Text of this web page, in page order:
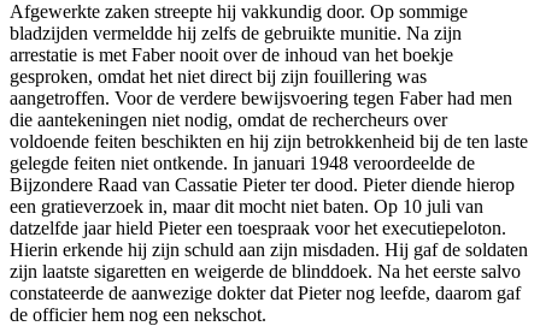
Afgewerkte zaken streepte hij vakkundig door. Op sommige
bladzijden vermeldde hij zelfs de gebruikte munitie. Na zijn
arrestatie is met Faber nooit over de inhoud van het boekje
gesproken, omdat het niet direct bij zijn fouillering was
aangetroffen. Voor de verdere bewijsvoering tegen Faber had men
die aantekeningen niet nodig, omdat de rechercheurs over
voldoende feiten beschikten en hij zijn betrokkenheid bij de ten laste
gelegde feiten niet ontkende. In januari 1948 veroordeelde de
Bijzondere Raad van Cassatie Pieter ter dood. Pieter diende hierop
een gratieverzoek in, maar dit mocht niet baten. Op 10 juli van
datzelfde jaar hield Pieter een toespraak voor het executiepeloton.
Hierin erkende hij zijn schuld aan zijn misdaden. Hij gaf de soldaten
zijn laatste sigaretten en weigerde de blinddoek. Na het eerste salvo
constateerde de aanwezige dokter dat Pieter nog leefde, daarom gaf
de officier hem nog een nekschot.